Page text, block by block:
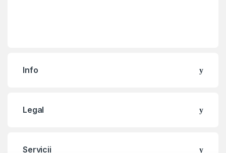
Info
Legal
Servicii